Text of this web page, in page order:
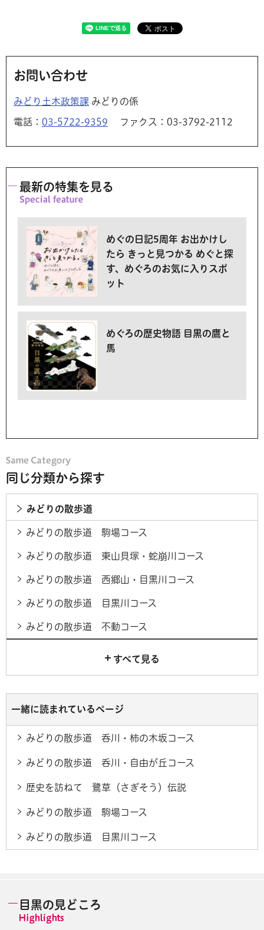
お問い合わせ
みどり土木政策課 みどりの係
電話： 03-5722-9359 ファクス：03-3792-2112
最新の特集を見る
めぐの日記5周年 お出かけし
たら きっと見つかる めぐと探
す、めぐろのお気に入りスポ
ット
めぐろの歴史物語 目黒の鷹と
馬
同じ分類から探す
みどりの散歩道
みどりの散歩道 駒場コース
みどりの散歩道 東山貝塚・蛇崩川コース
みどりの散歩道 西郷山・目黒川コース
みどりの散歩道 目黒川コース
みどりの散歩道 不動コース
すべて見る
一緒に読まれているページ
みどりの散歩道 呑川・柿の木坂コース
みどりの散歩道 呑川・自由が丘コース
歴史を訪ねて 鷺草（さぎそう）伝説
みどりの散歩道 駒場コース
みどりの散歩道 目黒川コース
目黒の見どころ